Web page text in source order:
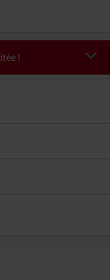
!
déduite à la fin de
sur : les livres, les
d'achat et les articles